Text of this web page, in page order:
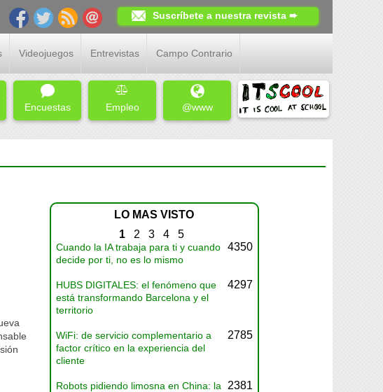
Suscríbete a nuestra revista ➨
Videojuegos Entrevistas Campo Contrario
Encuestas Empleo @www
LO MAS VISTO
1 2 3 4 5
Cuando la IA trabaja para ti y cuando
decide por ti, no es lo mismo
4350
HUBS DIGITALES: el fenómeno que
está transformando Barcelona y el
territorio
4297
WiFi: de servicio complementario a
factor crítico en la experiencia del
cliente
2785
Robots pidiendo limosna en China: la
2381